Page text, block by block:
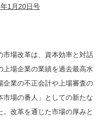
1月20日号
市場改革は、資本効率と対話
上場企業の業績を過去最高水
企業の不正会計や上場審査の
場の番人」としての新たな
改革を通じた市場の厚みと